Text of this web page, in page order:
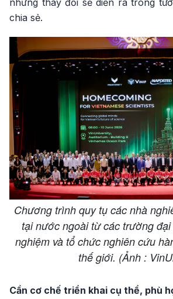
những thay đổi sẽ diễn ra trong
chia sẻ.
Chương trình quy tụ các nhà
tại nước ngoài từ các trường
nghiệm và tổ chức nghiên cứu
thế giới. (Ảnh :
Cần cơ chế triển khai cụ thể, phù